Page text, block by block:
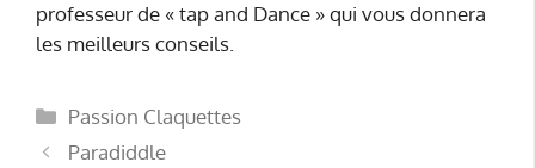
professeur de « tap and Dance » qui vous donnera
les meilleurs conseils.
Catégories
Passion Claquettes
Paradiddle